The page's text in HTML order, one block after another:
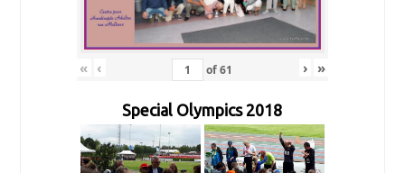
« ‹ of61 › »
Special Olympics 2018